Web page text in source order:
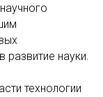
развитие науки.
технологии